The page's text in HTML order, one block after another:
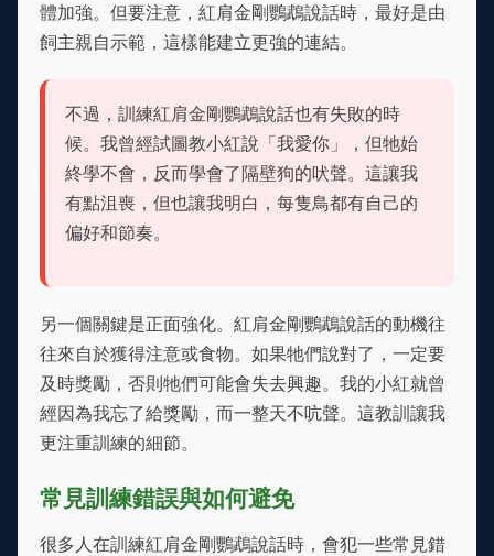
體加強。但要注意，紅肩金剛鸚鵡說話時，最好是由
飼主親自示範，這樣能建立更強的連結。
不過，訓練紅肩金剛鸚鵡說話也有失敗的時
候。我曾經試圖教小紅說「我愛你」，但牠始
終學不會，反而學會了隔壁狗的吠聲。這讓我
有點沮喪，但也讓我明白，每隻鳥都有自己的
偏好和節奏。
另一個關鍵是正面強化。紅肩金剛鸚鵡說話的動機往
往來自於獲得注意或食物。如果牠們說對了，一定要
及時獎勵，否則牠們可能會失去興趣。我的小紅就曾
經因為我忘了給獎勵，而一整天不吭聲。這教訓讓我
更注重訓練的細節。
常見訓練錯誤與如何避免
很多人在訓練紅肩金剛鸚鵡說話時，會犯一些常見錯